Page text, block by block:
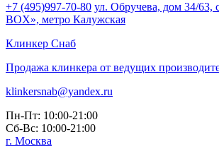
+7 (495)997-70-80 ул. Обручева, дом 34/63,
BOX», метро Калужская
Клинкер Снаб
Продажа клинкера от ведущих
klinkersnab@yandex.ru
Пн-Пт: 10:00-21:00
Сб-Вс: 10:00-21:00
г. Москва